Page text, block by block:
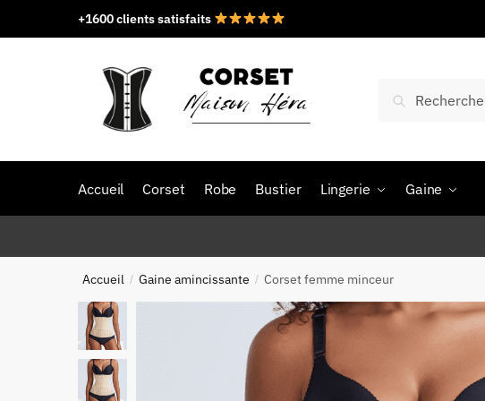
+1600 clients satisfaits
pour :
Recherche
Accueil Corset Robe Bustier Lingerie Gaine
Accueil / Gaine amincissante / Corset femme minceur